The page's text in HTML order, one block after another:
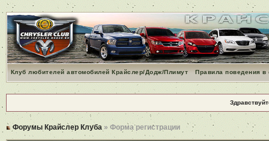
Клуб любителей автомобилей Крайслер/Додж/Плимут Правила поведения
Форумы Крайслер Клуба » Форма регистрации